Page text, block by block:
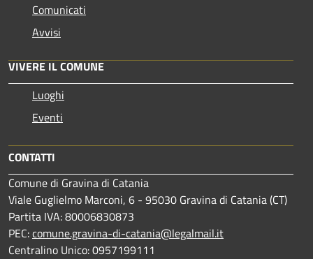
Comunicati
Avvisi
VIVERE IL COMUNE
Luoghi
Eventi
CONTATTI
Comune di Gravina di Catania
Viale Guglielmo Marconi, 6 - 95030 Gravina di Catania (CT)
Partita IVA: 80006830873
PEC:comune.gravina-di-catania@legalmail.it
Centralino Unico: 0957199111